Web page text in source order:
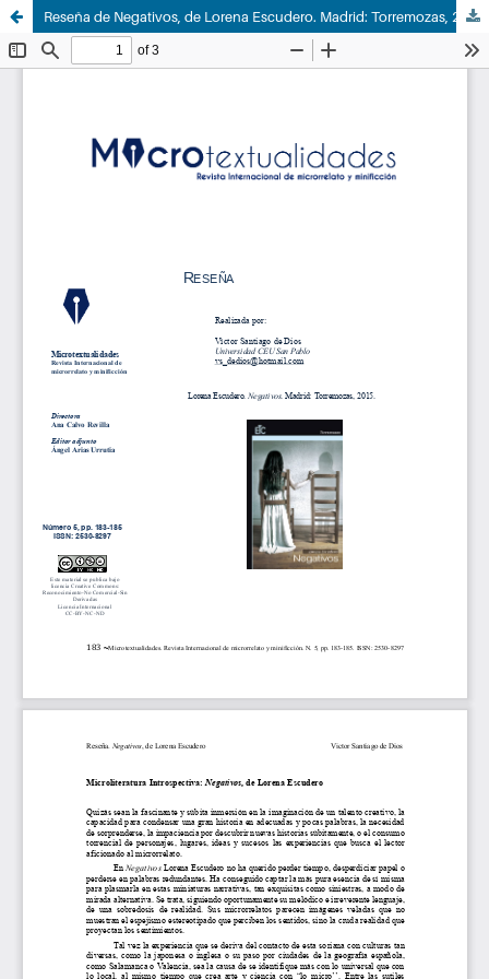
Reseña de Negativos, de Lorena Escudero. Madrid: Torremozas, 2015. ISBN: 978-8478396115